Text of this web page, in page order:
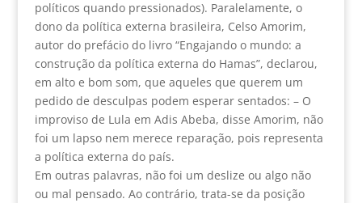
políticos quando pressionados). Paralelamente, o
dono da política externa brasileira, Celso Amorim,
autor do prefácio do livro “Engajando o mundo: a
construção da política externa do Hamas”, declarou,
em alto e bom som, que aqueles que querem um
pedido de desculpas podem esperar sentados: – O
improviso de Lula em Adis Abeba, disse Amorim, não
foi um lapso nem merece reparação, pois representa
a política externa do país.
Em outras palavras, não foi um deslize ou algo não
ou mal pensado. Ao contrário, trata-se da posição